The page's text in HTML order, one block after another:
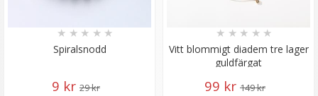
Löshår rakt clip on 7 delar dip dye
Spiralsnodd
★ ★ ★ ★ ★
9 kr 29 kr
Vitt blommigt diadem tre lager
guldfärgat
★ ★ ★ ★ ★
99 kr 149 kr